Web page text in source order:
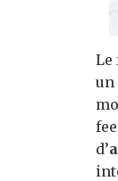
Le
un
d’